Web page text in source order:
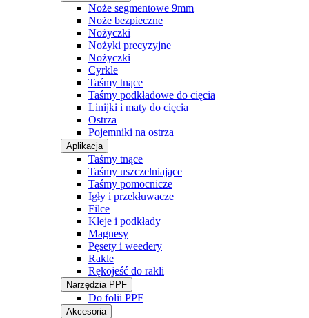
Noże segmentowe 9mm
Noże bezpieczne
Nożyczki
Nożyki precyzyjne
Nożyczki
Cyrkle
Taśmy tnące
Taśmy podkładowe do cięcia
Linijki i maty do cięcia
Ostrza
Pojemniki na ostrza
Aplikacja
Taśmy tnące
Taśmy uszczelniające
Taśmy pomocnicze
Igły i przekłuwacze
Filce
Kleje i podkłady
Magnesy
Pęsety i weedery
Rakle
Rękojeść do rakli
Narzędzia PPF
Do folii PPF
Akcesoria